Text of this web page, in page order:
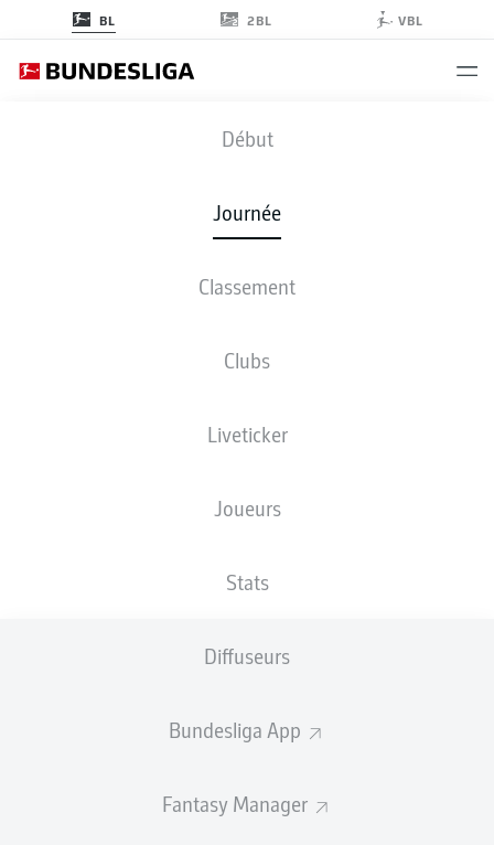
BL 2BL VBL
Début
Journée
Classement
Clubs
Liveticker
Joueurs
Stats
Diffuseurs
Bundesliga App
Fantasy Manager
ELV - BVB
COMPOSITIONS STATISTIQUES
ven., 12.03.2027 - dim., 14.03.2027
Publicité